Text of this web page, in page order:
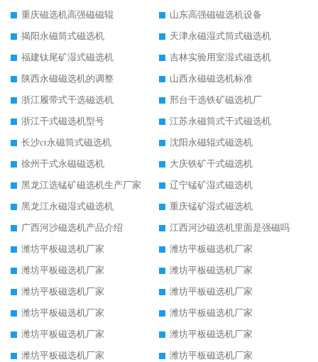
重庆磁选机高强磁磁辊
山东高强磁磁选机设备
揭阳永磁筒式磁选机
天津永磁湿式筒式磁选机
福建钛尾矿湿式磁选机
吉林实验用室湿式磁选机
陕西永磁磁选机的调整
山西永磁磁选机标准
浙江履带式干选磁选机
邢台干选铁矿磁选机厂
浙江干式磁选机型号
江苏永磁筒式干式磁选机
长沙ct永磁筒式磁选机
沈阳永磁辊式磁选机
徐州干式永磁磁选机
大庆铁矿干式磁选机
黑龙江选锰矿磁选机生产厂家
辽宁锰矿湿式磁选机
黑龙江永磁湿式磁选机
重庆锰矿湿式磁选机
广西河沙磁选机产品介绍
江西河沙磁选机里面是强磁吗
潍坊平板磁选机厂家
潍坊平板磁选机厂家
潍坊平板磁选机厂家
潍坊平板磁选机厂家
潍坊平板磁选机厂家
潍坊平板磁选机厂家
潍坊平板磁选机厂家
潍坊平板磁选机厂家
潍坊平板磁选机厂家
潍坊平板磁选机厂家
潍坊平板磁选机厂家
潍坊平板磁选机厂家